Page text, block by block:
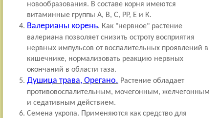
новообразования. В составе корня имеются
витаминные группы А, В, С, РР, Е и К.
Валерианы корень. Как "нервное" растение
валериана позволяет снизить остроту восприятия
нервных импульсов от воспалительных проявлений в
кишечнике, нормализовать реакцию нервных
окончаний в области таза.
Душица трава, Орегано. Растение обладает
противовоспалительным, мочегонным, желчегонным
и седативным действием.
Семена укропа. Применяются как средство для